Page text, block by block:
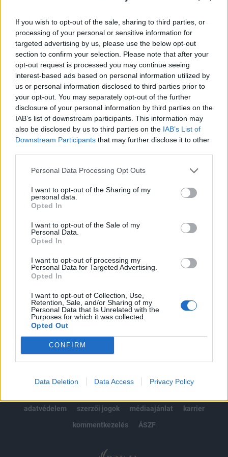
If you wish to opt-out of the sale, sharing to third parties, or
processing of your personal or sensitive information for
targeted advertising by us, please use the below opt-out
section to confirm your selection. Please note that after your
opt-out request is processed you may continue seeing
interest-based ads based on personal information utilized by
us or personal information disclosed to third parties prior to
your opt-out. You may separately opt-out of the further
disclosure of your personal information by third parties on the
IAB’s list of downstream participants. This information may
also be disclosed by us to third parties on the IAB’s List of
Downstream Participants that may further disclose it to other
Personal Data Processing Opt Outs
I want to opt-out of the Sharing of my
personal data.
Opted In
I want to opt-out of the Sale of my
Personal Data.
Opted In
I want to opt-out of processing my
Personal Data for Targeted Advertising.
Opted In
I want to opt-out of Collection, Use,
Retention, Sale, and/or Sharing of my
Personal Data that Is Unrelated with the
Purposes for which it was collected.
Opted Out
CONFIRM
Data Deletion Data Access Privacy Policy
A baleset fél 12 körül történt az M1-es autópálya 122-es
kilométerénél, Hegyeshalom irányába, Győr közelében. A
rendőrség tájékoztatása szerint egy mikrobusz az előtte
haladó kamionnal ütközött össze. A szemle és a műszaki
mentés ideje alatt - rendőri irányítás mellett - a forgalom a
belső sávon halad. A rendőrség tájékoztatása szerint a
mikrobusz sofőrje...
KEDVES OLVASÓNK!
Az előfizetés a következőket tartalmazza:
Portfolio.hu teljes cikkarchívum
Kötéslisták: BÉT elmúlt 2 év napon belüli
kötéslistái
Előfizetés
MÁR ELŐFIZETŐNK VAGY?BEJELENTKEZÉS
adatvédelem
szerzői jogok médiaajánlat
karrier
kommentkezelés
ÁSZF